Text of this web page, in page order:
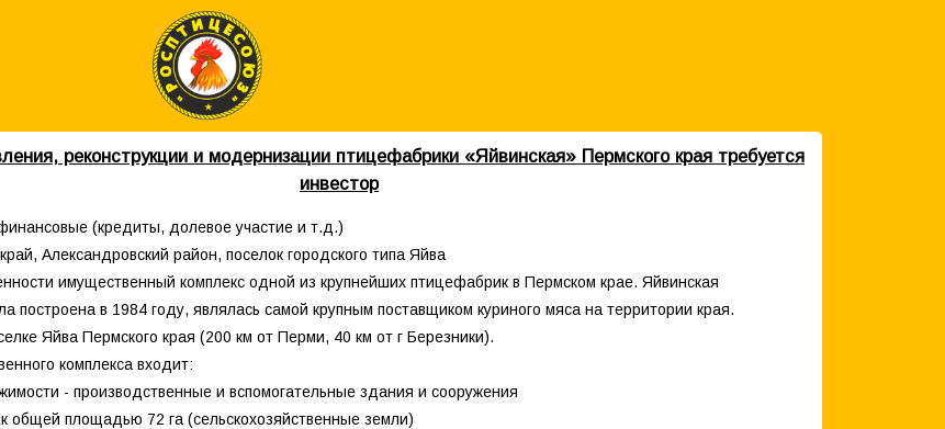
реконструкции и модернизации птицефабрики «Яйвинская» Пермского края требуется
инвестор
(кредиты, долевое участие и т.д.)
Александровский район, поселок городского типа Яйва
имущественный комплекс одной из крупнейших птицефабрик в Пермском крае. Яйвинская
построена в 1984 году, являлась самой крупным поставщиком куриного мяса на территории края.
Яйва Пермского края (200 км от Перми, 40 км от г Березники).
комплекса входит:
- производственные и вспомогательные здания и сооружения
общей площадью 72 га (сельскохозяйственные земли)